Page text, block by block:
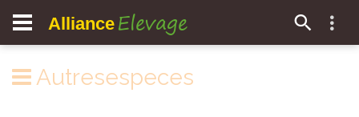
Alliance Elevage
Autresespeces